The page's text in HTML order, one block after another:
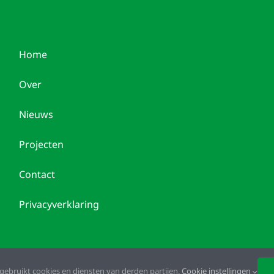
Home
Over
Nieuws
Projecten
Contact
Privacyverklaring
cookies en diensten van derden partijen. Cookie instellingen